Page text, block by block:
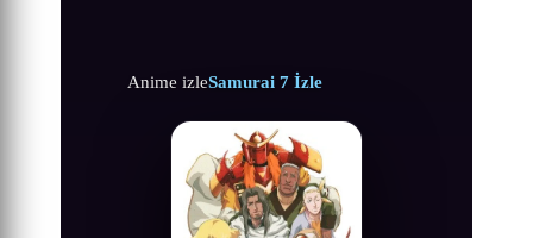
Anime izleSamurai 7 İzle